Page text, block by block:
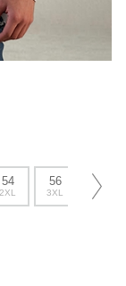
54
2XL
56
3XL
58
4XL